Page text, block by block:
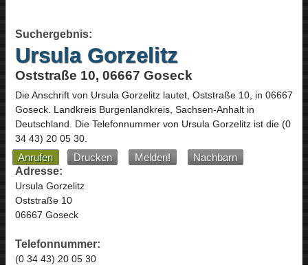
Suchergebnis:
Ursula Gorzelitz
Oststraße 10, 06667 Goseck
Die Anschrift von Ursula Gorzelitzlautet, Oststraße 10, in 06667
Goseck. Landkreis Burgenlandkreis, Sachsen-Anhaltin
Deutschland. Die Telefonnummer von Ursula Gorzelitz ist die (0
34 43) 20 05 30.
Anrufen Drucken Melden!
Nachbarn
Adresse:
Ursula Gorzelitz
Oststraße 10
06667 Goseck
Telefonnummer:
(0 34 43) 20 05 30